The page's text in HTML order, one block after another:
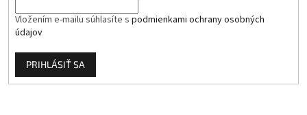
Vložením e-mailu súhlasíte s podmienkami ochrany osobných
údajov
PRIHLÁSIŤ SA